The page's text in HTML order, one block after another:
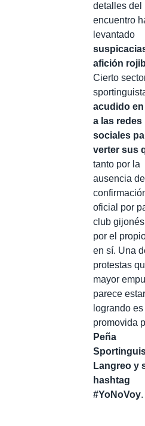
detalles del
encuentro
levantado
afición
Cierto
acudido
a las redes
sociales
verter sus
tanto por la
ausencia de
oficial por
club
por el
en sí. Una
protestas
mayor
parece estar
logrando es
promovida
Peña
Langreo y
hashtag
#YoNoVoy.